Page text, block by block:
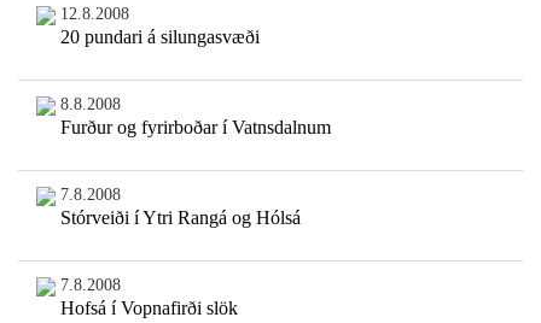
12.8.2008
20 pundari á silungasvæði
8.8.2008
Furður og fyrirboðar í Vatnsdalnum
7.8.2008
Stórveiði í Ytri Rangá og Hólsá
7.8.2008
Hofsá í Vopnafirði slök